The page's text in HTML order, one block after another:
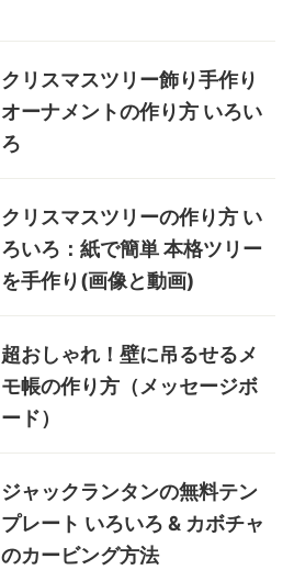
クリスマスツリー飾り手作り
オーナメントの作り方 いろい
ろ
クリスマスツリーの作り方 い
ろいろ：紙で簡単 本格ツリー
を手作り(画像と動画)
超おしゃれ！壁に吊るせるメ
モ帳の作り方（メッセージボ
ード）
ジャックランタンの無料テン
プレート いろいろ & カボチャ
のカービング方法